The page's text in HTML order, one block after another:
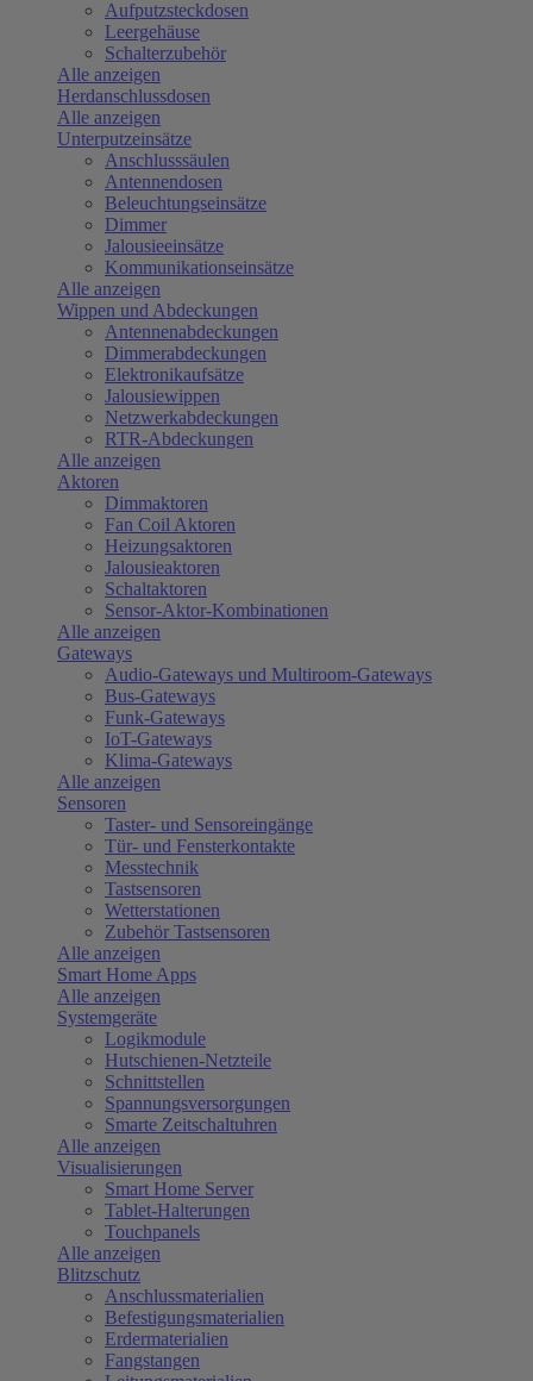
Aufputzsteckdosen
Leergehäuse
Schalterzubehör
Alle anzeigen
Herdanschlussdosen
Alle anzeigen
Unterputzeinsätze
Anschlusssäulen
Antennendosen
Beleuchtungseinsätze
Dimmer
Jalousieeinsätze
Kommunikationseinsätze
Alle anzeigen
Wippen und Abdeckungen
Antennenabdeckungen
Dimmerabdeckungen
Elektronikaufsätze
Jalousiewippen
Netzwerkabdeckungen
RTR-Abdeckungen
Alle anzeigen
Aktoren
Dimmaktoren
Fan Coil Aktoren
Heizungsaktoren
Jalousieaktoren
Schaltaktoren
Sensor-Aktor-Kombinationen
Alle anzeigen
Gateways
Audio-Gateways und Multiroom-Gateways
Bus-Gateways
Funk-Gateways
IoT-Gateways
Klima-Gateways
Alle anzeigen
Sensoren
Taster- und Sensoreingänge
Tür- und Fensterkontakte
Messtechnik
Tastsensoren
Wetterstationen
Zubehör Tastsensoren
Alle anzeigen
Smart Home Apps
Alle anzeigen
Systemgeräte
Logikmodule
Hutschienen-Netzteile
Schnittstellen
Spannungsversorgungen
Smarte Zeitschaltuhren
Alle anzeigen
Visualisierungen
Smart Home Server
Tablet-Halterungen
Touchpanels
Alle anzeigen
Blitzschutz
Anschlussmaterialien
Befestigungsmaterialien
Erdermaterialien
Fangstangen